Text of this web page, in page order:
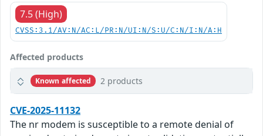
7.5 (High)
CVSS:3.1/AV:N/AC:L/PR:N/UI:N/S:U/C:N/I:N/A:H
Affected products
Known affected 2 products
CVE-2025-11132
The nr modem is susceptible to a remote denial of